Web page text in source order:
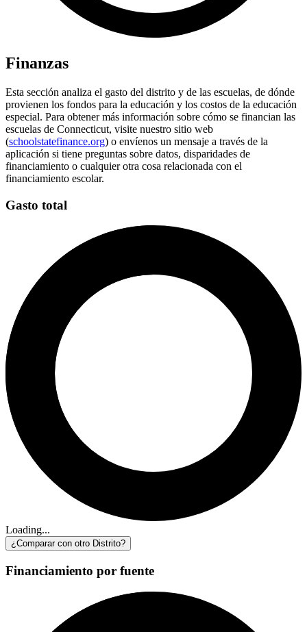
Finanzas
Esta sección analiza el gasto del distrito y de las escuelas, de dónde
provienen los fondos para la educación y los costos de la educación
especial. Para obtener más información sobre cómo se financian las
escuelas de Connecticut, visite nuestro sitio web
(schoolstatefinance.org) o envíenos un mensaje a través de la
aplicación si tiene preguntas sobre datos, disparidades de
financiamiento o cualquier otra cosa relacionada con el
financiamiento escolar.
Gasto total
Loading...
¿Comparar con otro Distrito?
Financiamiento por fuente